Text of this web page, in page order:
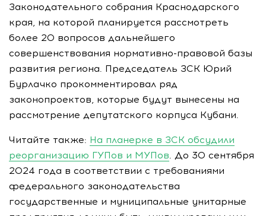
Законодательного собрания Краснодарского
края, на которой планируется рассмотреть
более 20 вопросов дальнейшего
совершенствования нормативно-правовой базы
развития региона. Председатель ЗСК Юрий
Бурлачко прокомментировал ряд
законопроектов, которые будут вынесены на
рассмотрение депутатского корпуса Кубани.
Читайте также: На планерке в ЗСК обсудили
реорганизацию ГУПов и МУПов. До 30 сентября
2024 года в соответствии с требованиями
федерального законодательства
государственные и муниципальные унитарные